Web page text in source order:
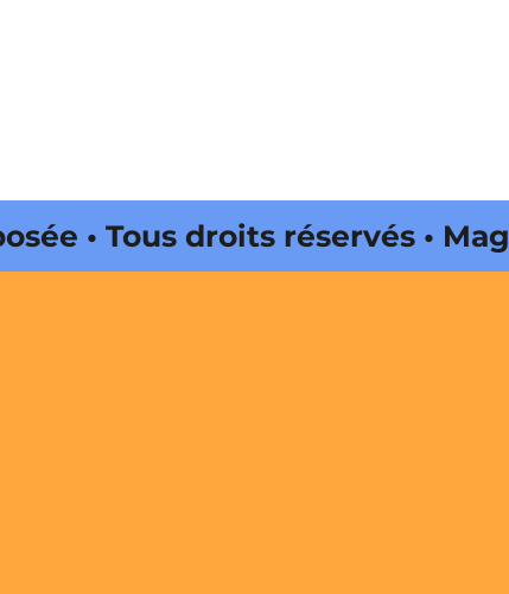
droits réservés • Magazine